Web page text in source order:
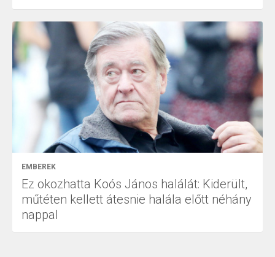
EMBEREK
Ez okozhatta Koós János halálát: Kiderült,
műtéten kellett átesnie halála előtt néhány
nappal